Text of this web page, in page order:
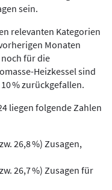
sein.
relevanten Kategorien
Monaten
noch für die
Heizkessel sind
% zurückgefallen.
liegen folgende Zahlen
26,8 %) Zusagen,
26,7 %) Zusagen für